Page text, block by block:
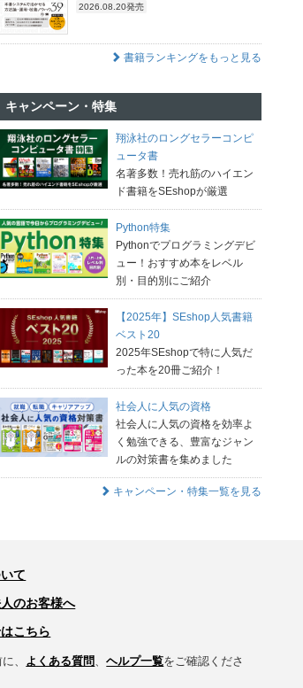
2026.08.20発売
書籍ランキングをもっと見る
キャンペーン・特集
翔泳社のロングセラーコンピ
ュータ書
名著多数！売れ筋のハイエン
ド書籍をSEshopが厳選
Python特集
Pythonでプログラミングデビ
ュー！おすすめ本をレベル
別・目的別にご紹介
【2025年】SEshop人気書籍
ベスト20
2025年SEshopで特に人気だ
った本を20冊ご紹介！
社会人に人気の資格
社会人に人気の資格を効率よ
く勉強できる、豊富なジャン
ルの対策書を集めました
キャンペーン・特集一覧を見る
て
のお客様へ
こちら
、 よくある質問、ヘルプ一覧をご確認くださ